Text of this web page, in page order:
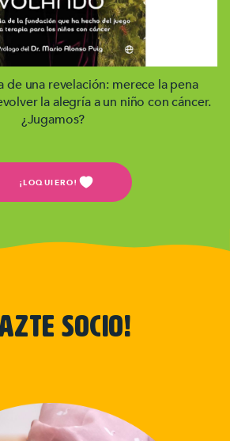
de una revelación: merece la pena
la alegría a un niño con cáncer.
¿Jugamos?
¡LOQUIERO!
socio!